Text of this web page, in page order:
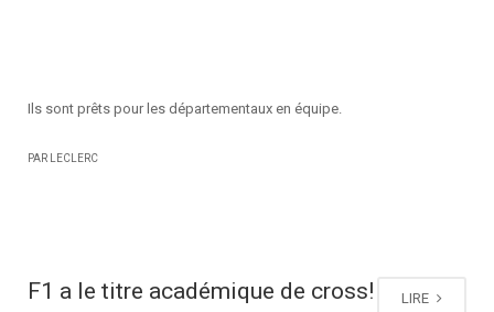
Ils sont prêts pour les départementaux en équipe.
PAR LECLERC
LIRE
F1 a le titre académique de cross!